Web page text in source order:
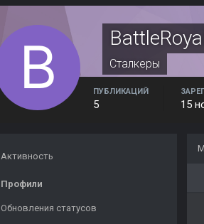
Сталкеры
ПУБЛИКАЦИЙ
5 15
Активность
Профили
Обновления статусов